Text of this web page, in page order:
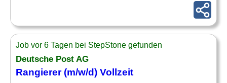
Job vor 6 Tagen bei StepStone gefunden
Deutsche Post AG
Rangierer(m/w/d) Vollzeit